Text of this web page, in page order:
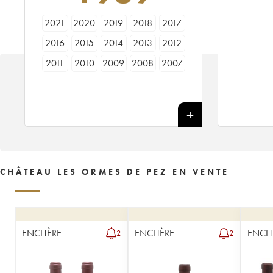
2021 2020 2019 2018
2017
2016
2015 2014 2013
2012
2011
2010 2009 2008
2007
1997
1996
1995 1994 1993
1992
1969
1967 1966 1964
1962
CHÂTEAU LES ORMES DE PEZ EN VENTE
ENCHÈRE 2 ENCHÈRE 2